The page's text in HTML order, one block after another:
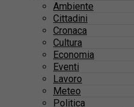
Ambiente
Cittadini
Cronaca
Cultura
Economia
Eventi
Lavoro
Meteo
Politica